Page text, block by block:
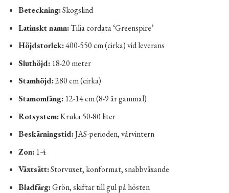
Beteckning:Skogslind
Latinskt namn:Tilia cordata ‘Greenspire’
Höjdstorlek:400-550 cm (cirka) vid leverans
Sluthöjd:18-20 meter
Stamhöjd:280 cm (cirka)
Stamomfång:12-14 cm (8-9 år gammal)
Rotsystem:Kruka 50-80 liter
Beskärningstid:JAS-perioden, vårvintern
Zon:1-4
Växtsätt:Storvuxet, konformat, snabbväxande
Bladfärg:Grön, skiftar till gul på hösten